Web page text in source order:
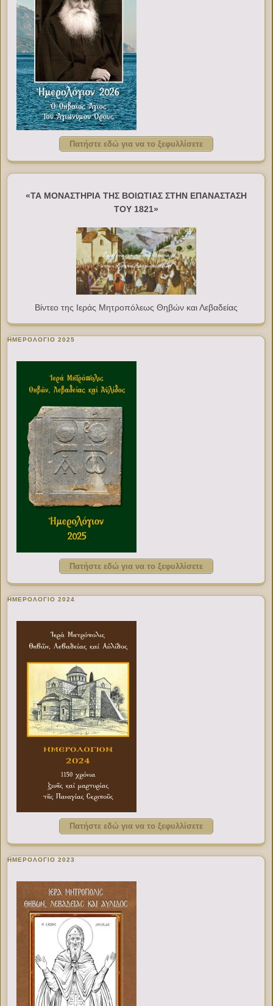
Πατήστε εδώ για να το ξεφυλλίσετε
«ΤΑ ΜΟΝΑΣΤΗΡΙΑ ΤΗΣ ΒΟΙΩΤΙΑΣ ΣΤΗΝ ΕΠΑΝΑΣΤΑΣΗ
ΤΟΥ 1821»
Βίντεο της Ιεράς Μητροπόλεως Θηβών και Λεβαδείας
ΗΜΕΡΟΛΟΓΙΟ 2025
Πατήστε εδώ για να το ξεφυλλίσετε
ΗΜΕΡΟΛΟΓΙΟ 2024
Πατήστε εδώ για να το ξεφυλλίσετε
ΗΜΕΡΟΛΟΓΙΟ 2023